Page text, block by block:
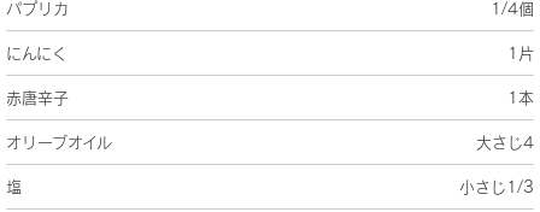
パプリカ 1/4個
にんにく 1片
赤唐辛子 1本
オリーブオイル 大さじ4
塩 小さじ1/3